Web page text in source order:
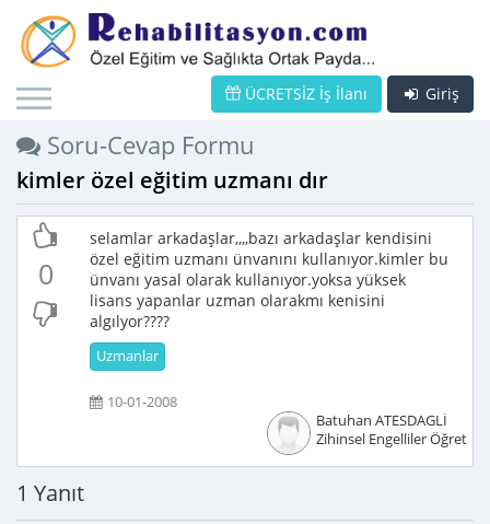
Giriş
ÜCRETSİZ İş İlanı
Soru-Cevap Formu
kimler özel eğitim uzmanı dır
0
selamlar arkadaşlar,,,,bazı arkadaşlar kendisini
özel eğitim uzmanı ünvanını kullanıyor.kimler bu
ünvanı yasal olarak kullanıyor.yoksa yüksek
lisans yapanlar uzman olarakmı kenisini
algılyor????
Uzmanlar
10-01-2008
Batuhan ATESDAGLİ
Zihinsel Engelliler
1 Yanıt